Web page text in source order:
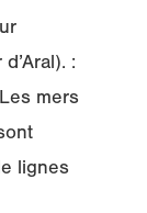
:
mers
lignes